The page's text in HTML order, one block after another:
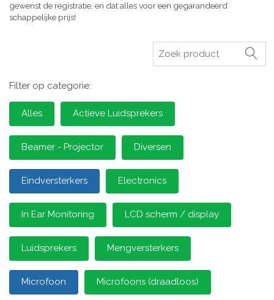
gewenst de registratie, en dat alles voor een gegarandeerd
schappelijke prijs!
Zoeken
Filter op categorie:
Alles Actieve Luidsprekers
Beamer - Projector Diversen
Eindversterkers Electronics
In Ear Monitoring LCD scherm / display
Luidsprekers Mengversterkers
Microfoon Microfoons (draadloos)